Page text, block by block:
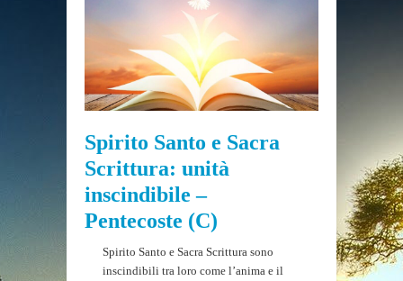
Spirito Santo e Sacra
Scrittura: unità
inscindibile –
Pentecoste (C)
Spirito Santo e Sacra Scrittura sono
inscindibili tra loro come l’anima e il